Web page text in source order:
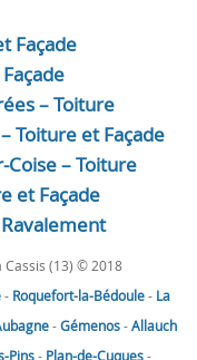
Façade
– Toiture
Toiture et Façade
Coise – Toiture
et Façade
Cassis (13) © 2018
- Roquefort-la-Bédoule- La
-Gémenos-Allauch
Pins- Plan-de-Cuques-